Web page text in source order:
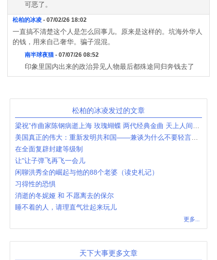
可恶了。
松柏的冰凌 - 07/02/26 18:02
一直搞不清楚这个人是怎么回事儿。原来是这样的。坑海外华人
的钱，用来自己奢华。骗子混混。
南半球夜猫 - 07/07/26 08:52
印象里国内出来的政治异见人物最后都殊途同归奔钱去了
松柏的冰凌发过的文章
在全面复辟封建等级制
让"让子弹飞再飞一会儿
闲聊洪秀全的崛起与他的88个老婆（读史札记）
习得性的恐惧
消逝的冬妮娅 和 不愿离去的保尔
睡不着的人，请理直气壮起来玩儿
更多...
天下大事更多文章